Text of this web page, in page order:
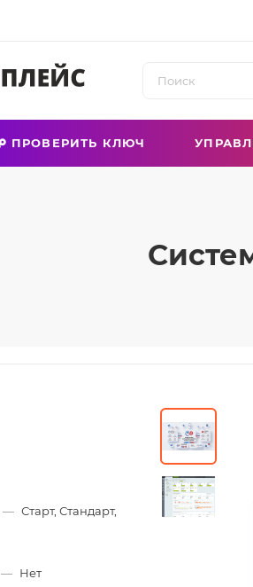
ПРОВЕРИТЬ КЛЮЧ
— Старт, Стандарт,
— Нет